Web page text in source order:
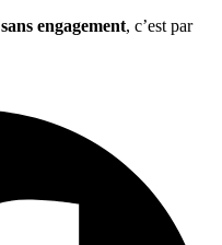
sans engagement, c’est par